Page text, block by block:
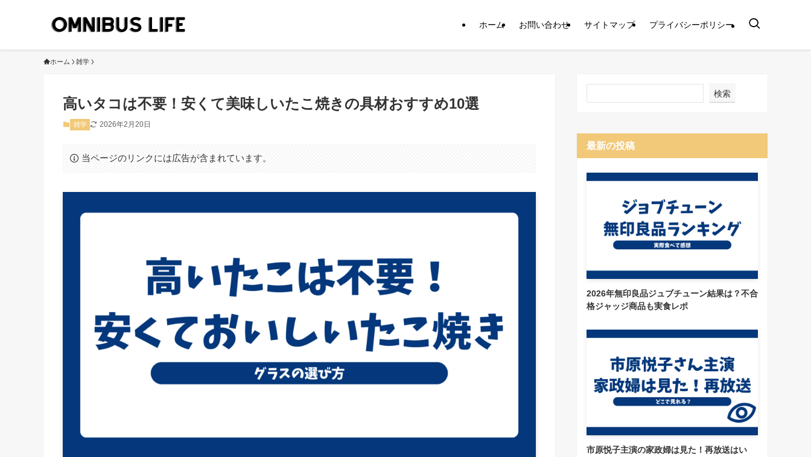
ホーム お問い合わせ サイトマップ プライバシーポリシー
ホーム 雑学
高いタコは不要！安くて美味しいたこ焼きの具材おすすめ10選
雑学 2026年2月20日
当ページのリンクには広告が含まれています。
検索
最新の投稿
2026年無印良品ジュブチューン結果は？不合
格ジャッジ商品も実食レポ
市原悦子主演の家政婦は見た！再放送はい